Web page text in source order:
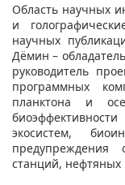
Область научных
и
научных
Дёмин –
руководитель
программных
планктона и
экосистем,
предупреждения
станций, нефтяных